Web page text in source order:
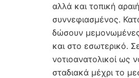
αλλά και τοπική
συννεφιασμένος.
δώσουν μεμονωμένες
και στο εσωτερικό.
νοτιοανατολικοί ως
σταδιακά μέχρι το